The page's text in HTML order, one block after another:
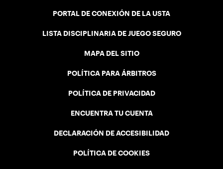
PORTAL DE CONEXIÓN DE LA USTA
LISTA DISCIPLINARIA DE JUEGO SEGURO
MAPA DEL SITIO
POLÍTICA PARA ÁRBITROS
POLÍTICA DE PRIVACIDAD
ENCUENTRA TU CUENTA
DECLARACIÓN DE ACCESIBILIDAD
POLÍTICA DE COOKIES